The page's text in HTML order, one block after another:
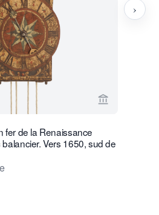
Voir la page
fer de la Renaissance
Vers 1650, sud de
›